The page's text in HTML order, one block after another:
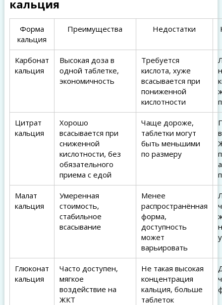
кальция
Форма
кальция
Преимущества Недостатки
Карбонат
кальция
Высокая доза в
одной таблетке,
экономичность
Требуется
кислота, хуже
всасывается при
пониженной
кислотности
Цитрат
кальция
Хорошо
всасывается при
сниженной
кислотности, без
обязательного
приема с едой
Чаще дороже,
таблетки могут
быть меньшими
по размеру
Малат
кальция
Умеренная
стоимость,
стабильное
всасывание
Менее
распространённая
форма,
доступность
может
варьировать
Глюконат
кальция
Часто доступен,
мягкое
воздействие на
ЖКТ
Не такая высокая
концентрация
кальция, больше
таблеток